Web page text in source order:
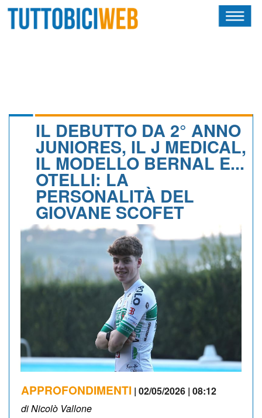
CALENDARIO
ALBI D'ORO
NEWSLETTER
IL DEBUTTO DA 2° ANNO
JUNIORES, IL J MEDICAL,
IL MODELLO BERNAL E...
OTELLI: LA
PERSONALITÀ DEL
GIOVANE SCOFET
APPROFONDIMENTI | 02/05/2026 | 08:12
di Nicolò Vallone